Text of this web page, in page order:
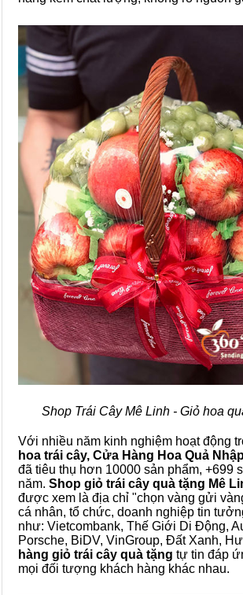
Shop Trái Cây Mê Linh - Giỏ hoa
Với nhiều năm kinh nghiệm hoạt động
hoa trái cây, Cửa Hàng Hoa Quả
đã tiêu thụ hơn 10000 sản phẩm, +699
năm. Shop giỏ trái cây quà tặng Mê
được xem là địa chỉ "chọn vàng gửi
cá nhân, tổ chức, doanh nghiệp tin
như: Vietcombank, Thế Giới Di Động,
Porsche, BiDV, VinGroup, Đất Xanh,
hàng giỏ trái cây quà tặng tự tin đáp
mọi đối tượng khách hàng khác nhau.